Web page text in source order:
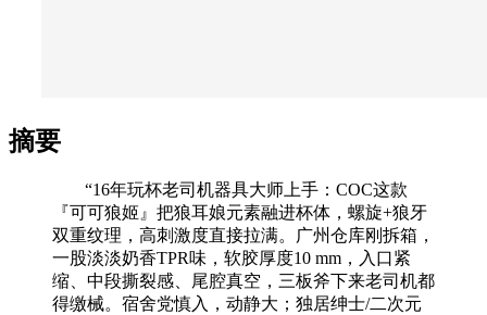
摘要
“16年玩杯老司机器具大师上手：COC这款
『可可狼姬』把狼耳娘元素融进杯体，螺旋+狼牙
双重纹理，高刺激度直接拉满。广州仓库刚拆箱，
一股淡淡奶香TPR味，软胶厚度10 mm，入口紧
缩、中段撕裂感、尾腔真空，三板斧下来老司机都
得缴械。宿舍党慎入，动静大；独居绅士/二次元